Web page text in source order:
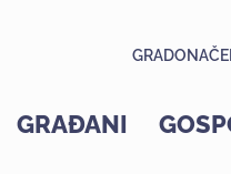
GRAĐANI